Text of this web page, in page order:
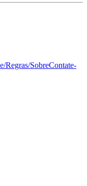
/Regras/SobreContate-